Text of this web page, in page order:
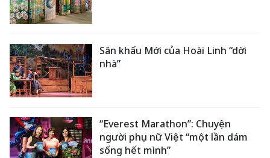
Sân khấu Mới của Hoài Linh “dời
nhà”
“Everest Marathon”: Chuyện
người phụ nữ Việt “một lần dám
sống hết mình”